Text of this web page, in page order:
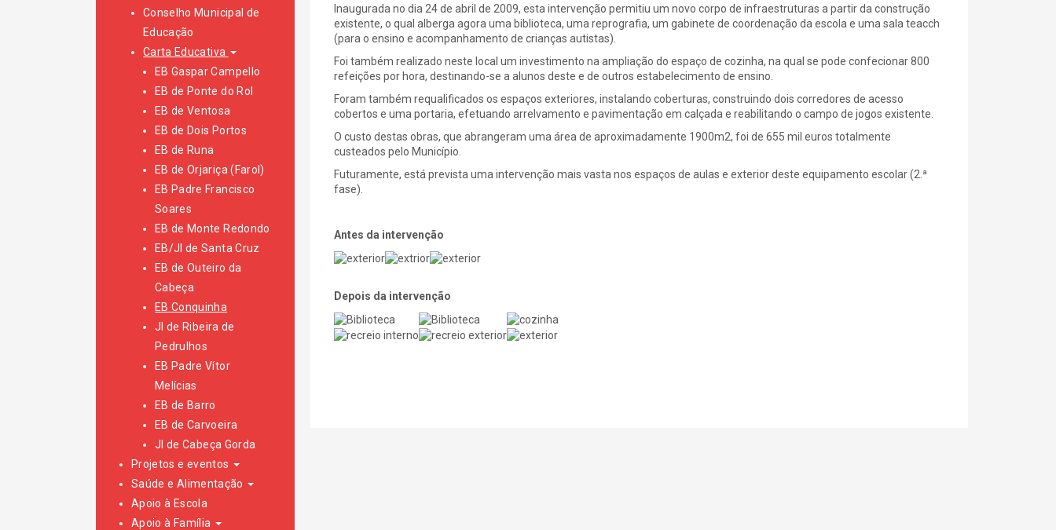
Conselho Municipal de
Educação
Carta Educativa
EB Gaspar Campello
EB de Ponte do Rol
EB de Ventosa
EB de Dois Portos
EB de Runa
EB de Orjariça (Farol)
EB Padre Francisco
Soares
EB de Monte Redondo
EB/JI de Santa Cruz
EB de Outeiro da
Cabeça
EB Conquinha
JI de Ribeira de
Pedrulhos
EB Padre Vítor
Melícias
EB de Barro
EB de Carvoeira
JI de Cabeça Gorda
Projetos e eventos
Saúde e Alimentação
Apoio à Escola
Apoio à Família
Inaugurada no dia 24 de abril de 2009, esta intervenção permitiu um novo corpo de infraestruturas a partir da construção
existente, o qual alberga agora uma biblioteca, uma reprografia, um gabinete de coordenação da escola e uma sala teacch
(para o ensino e acompanhamento de crianças autistas).
Foi também realizado neste local um investimento na ampliação do espaço de cozinha, na qual se pode confecionar 800
refeições por hora, destinando-se a alunos deste e de outros estabelecimento de ensino.
Foram também requalificados os espaços exteriores, instalando coberturas, construindo dois corredores de acesso
cobertos e uma portaria, efetuando arrelvamento e pavimentação em calçada e reabilitando o campo de jogos existente.
O custo destas obras, que abrangeram uma área de aproximadamente 1900m2, foi de 655 mil euros totalmente
custeados pelo Município.
Futuramente, está prevista uma intervenção mais vasta nos espaços de aulas e exterior deste equipamento escolar (2.ª
fase).
Antes da intervenção
Depois da intervenção